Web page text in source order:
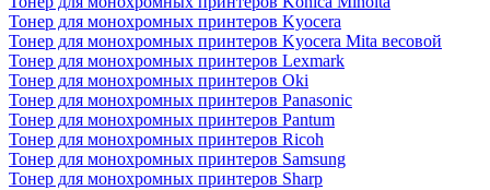
Тонер для монохромных принтеров Kyocera
Тонер для монохромных принтеров Kyocera Mita весовой
Тонер для монохромных принтеров Lexmark
Тонер для монохромных принтеров Oki
Тонер для монохромных принтеров Panasonic
Тонер для монохромных принтеров Pantum
Тонер для монохромных принтеров Ricoh
Тонер для монохромных принтеров Samsung
Тонер для монохромных принтеров Sharp